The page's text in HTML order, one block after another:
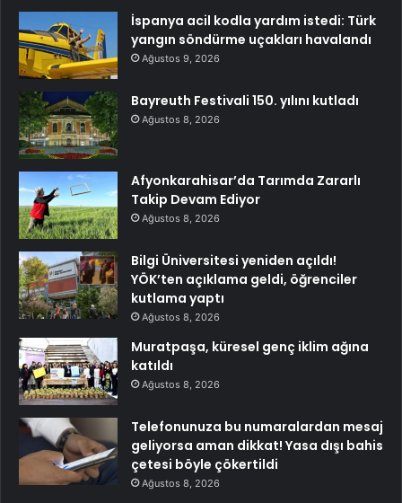
İspanya acil kodla yardım istedi: Türk
yangın söndürme uçakları havalandı
Ağustos 9, 2026
Bayreuth Festivali 150. yılını kutladı
Ağustos 8, 2026
Afyonkarahisar’da Tarımda Zararlı
Takip Devam Ediyor
Ağustos 8, 2026
Bilgi Üniversitesi yeniden açıldı!
YÖK’ten açıklama geldi, öğrenciler
kutlama yaptı
Ağustos 8, 2026
Muratpaşa, küresel genç iklim ağına
katıldı
Ağustos 8, 2026
Telefonunuza bu numaralardan mesaj
geliyorsa aman dikkat! Yasa dışı bahis
çetesi böyle çökertildi
Ağustos 8, 2026